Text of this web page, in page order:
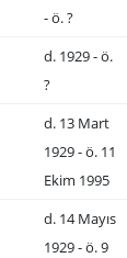
- ö. ?
d. 1929 - ö.
?
d. 13 Mart
1929 - ö. 11
Ekim 1995
d. 14 Mayıs
1929 - ö. 9